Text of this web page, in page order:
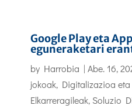
Google Play eta
eguneraketari
by Harrobia | Abe. 16,
jokoak, Digitalizazioa
Elkarreragileak, Soluzio